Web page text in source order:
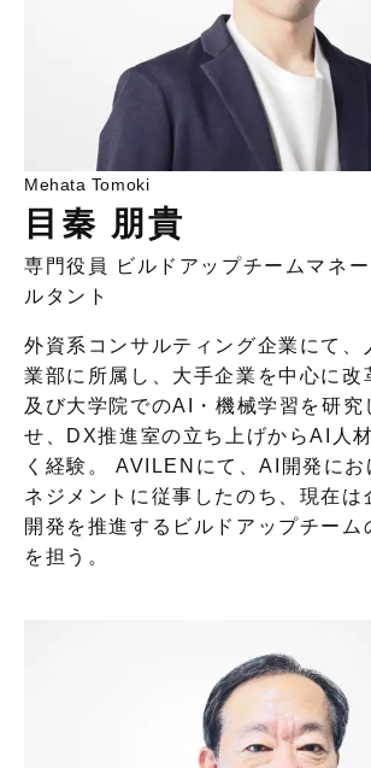
Mehata Tomoki
目秦 朋貴
専門役員 ビルドアップチームマネ
ルタント
外資系コンサルティング企業にて、
業部に所属し、大手企業を中心に改
及び大学院でのAI・機械学習を研究
せ、DX推進室の立ち上げからAI人
く経験。 AVILENにて、AI開発にお
ネジメントに従事したのち、現在は
開発を推進するビルドアップチーム
を担う。